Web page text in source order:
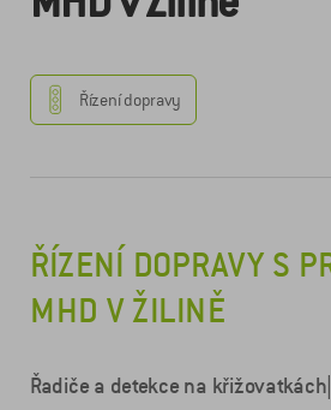
Řízení dopravy
ŘÍZENÍ DOPRAVY S
MHD V ŽILINĚ
Řadiče a detekce na